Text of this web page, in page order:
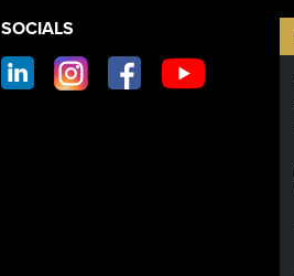
CONTACT
SOCIAL
FOOTER
SOCIALS